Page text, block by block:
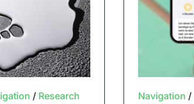
/ Research Navigation /